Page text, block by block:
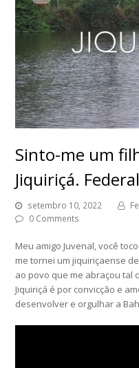
Sinto-me um
Jiquiriçá.
setembro 10, 2022
0 Comments
Meu amigo Juvenal, você
me tornei um jiquiriçaense
ao povo que me abraçou tal
Jiquiriçá é por convicção e
desenvolver e orgulhar a